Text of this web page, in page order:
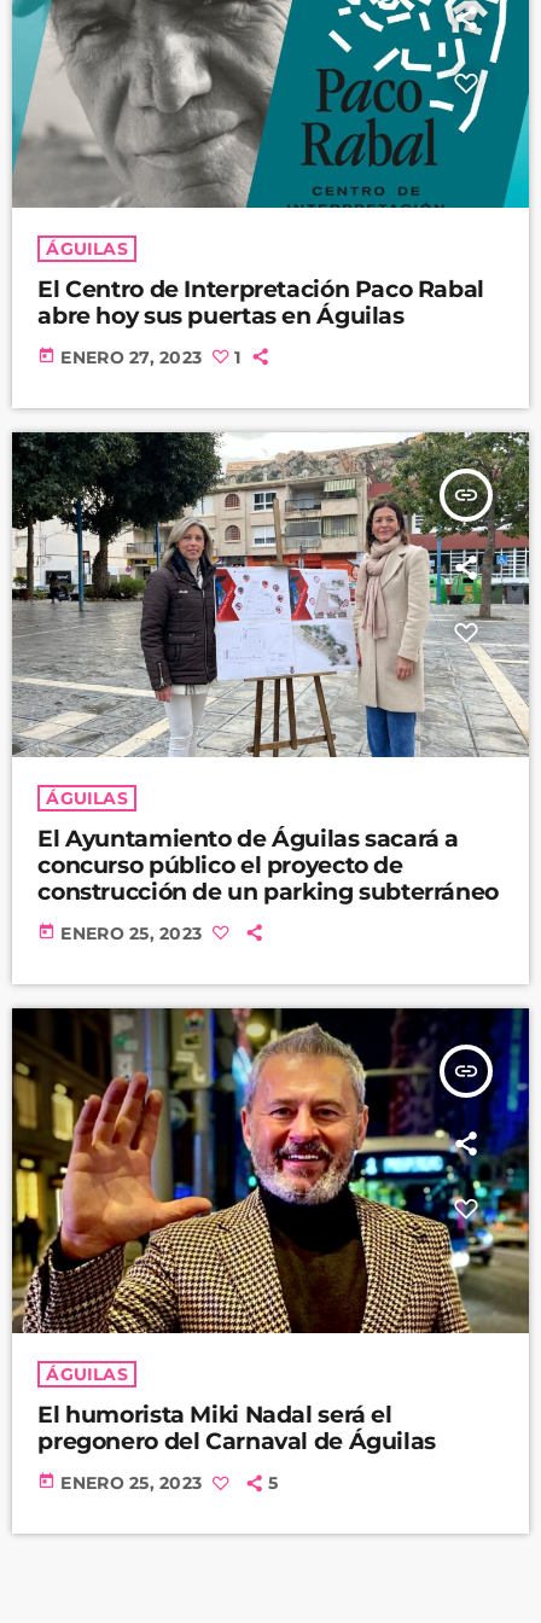
ÁGUILAS
El Centro de Interpretación Paco Rabal
abre hoy sus puertas en Águilas
today ENERO 27, 2023 1
insert_link
ÁGUILAS
El Ayuntamiento de Águilas sacará a
concurso público el proyecto de
construcción de un parking subterráneo
today ENERO 25, 2023
insert_link
ÁGUILAS
El humorista Miki Nadal será el
pregonero del Carnaval de Águilas
today ENERO 25, 2023 5